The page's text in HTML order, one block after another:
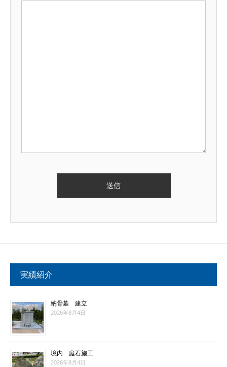
実績紹介
納骨墓 建立
2026年8月4日
境内 庭石施工
2026年8月4日